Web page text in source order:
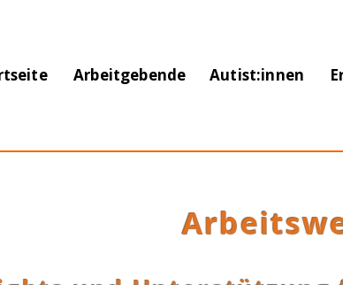
Arbeitgebende Autist:innen